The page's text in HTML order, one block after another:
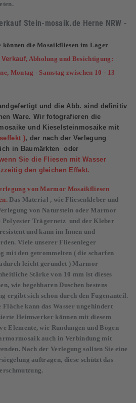
Stein-mosaik.de Herne NRW -
die Mosaikfliesen im Lager
Verkauf, Abholung und Besichtigung:
Montag - Samstag zwischen 10 - 13
und die Abb. sind definitiv
Ware. Wir fotografieren die
und Kieselsteinmosaike mit
), der nach der Verlegung
in Baumärkten oder
Sie die Fliesen mit Wasser
den gleichen Effekt.
von Marmor Mosaikfliesen
Das Material , wie Fliesenkleber und
von Naturstein oder Marmor
Polyester Trägernetz und der Kleber
und kann im Innen und
Viele unserer Fliesenleger
mit den getrommelten ( die scharfen
leicht gerundet ) Marmor
Stärke von 10 mm ist dieses
wie begehbaren Duschen bestens
ergibt sich schon durch den Fugenanteil.
Fläche kann das Wasser ungehindert
Heimwerker können mit diesem
Elemente, wie Rundungen und Bögen
auch in Verbindung mit
Nach der Verlegung sollten Sie eine
auftragen, diese schützt das